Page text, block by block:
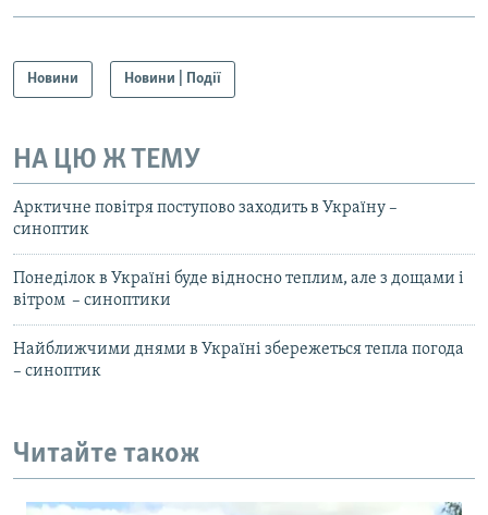
Новини Новини | Події
НА ЦЮ Ж ТЕМУ
Арктичне повітря поступово заходить в Україну –
синоптик
Понеділок в Україні буде відносно теплим, але з дощами і
вітром – синоптики
Найближчими днями в Україні збережеться тепла погода
– синоптик
Читайте також